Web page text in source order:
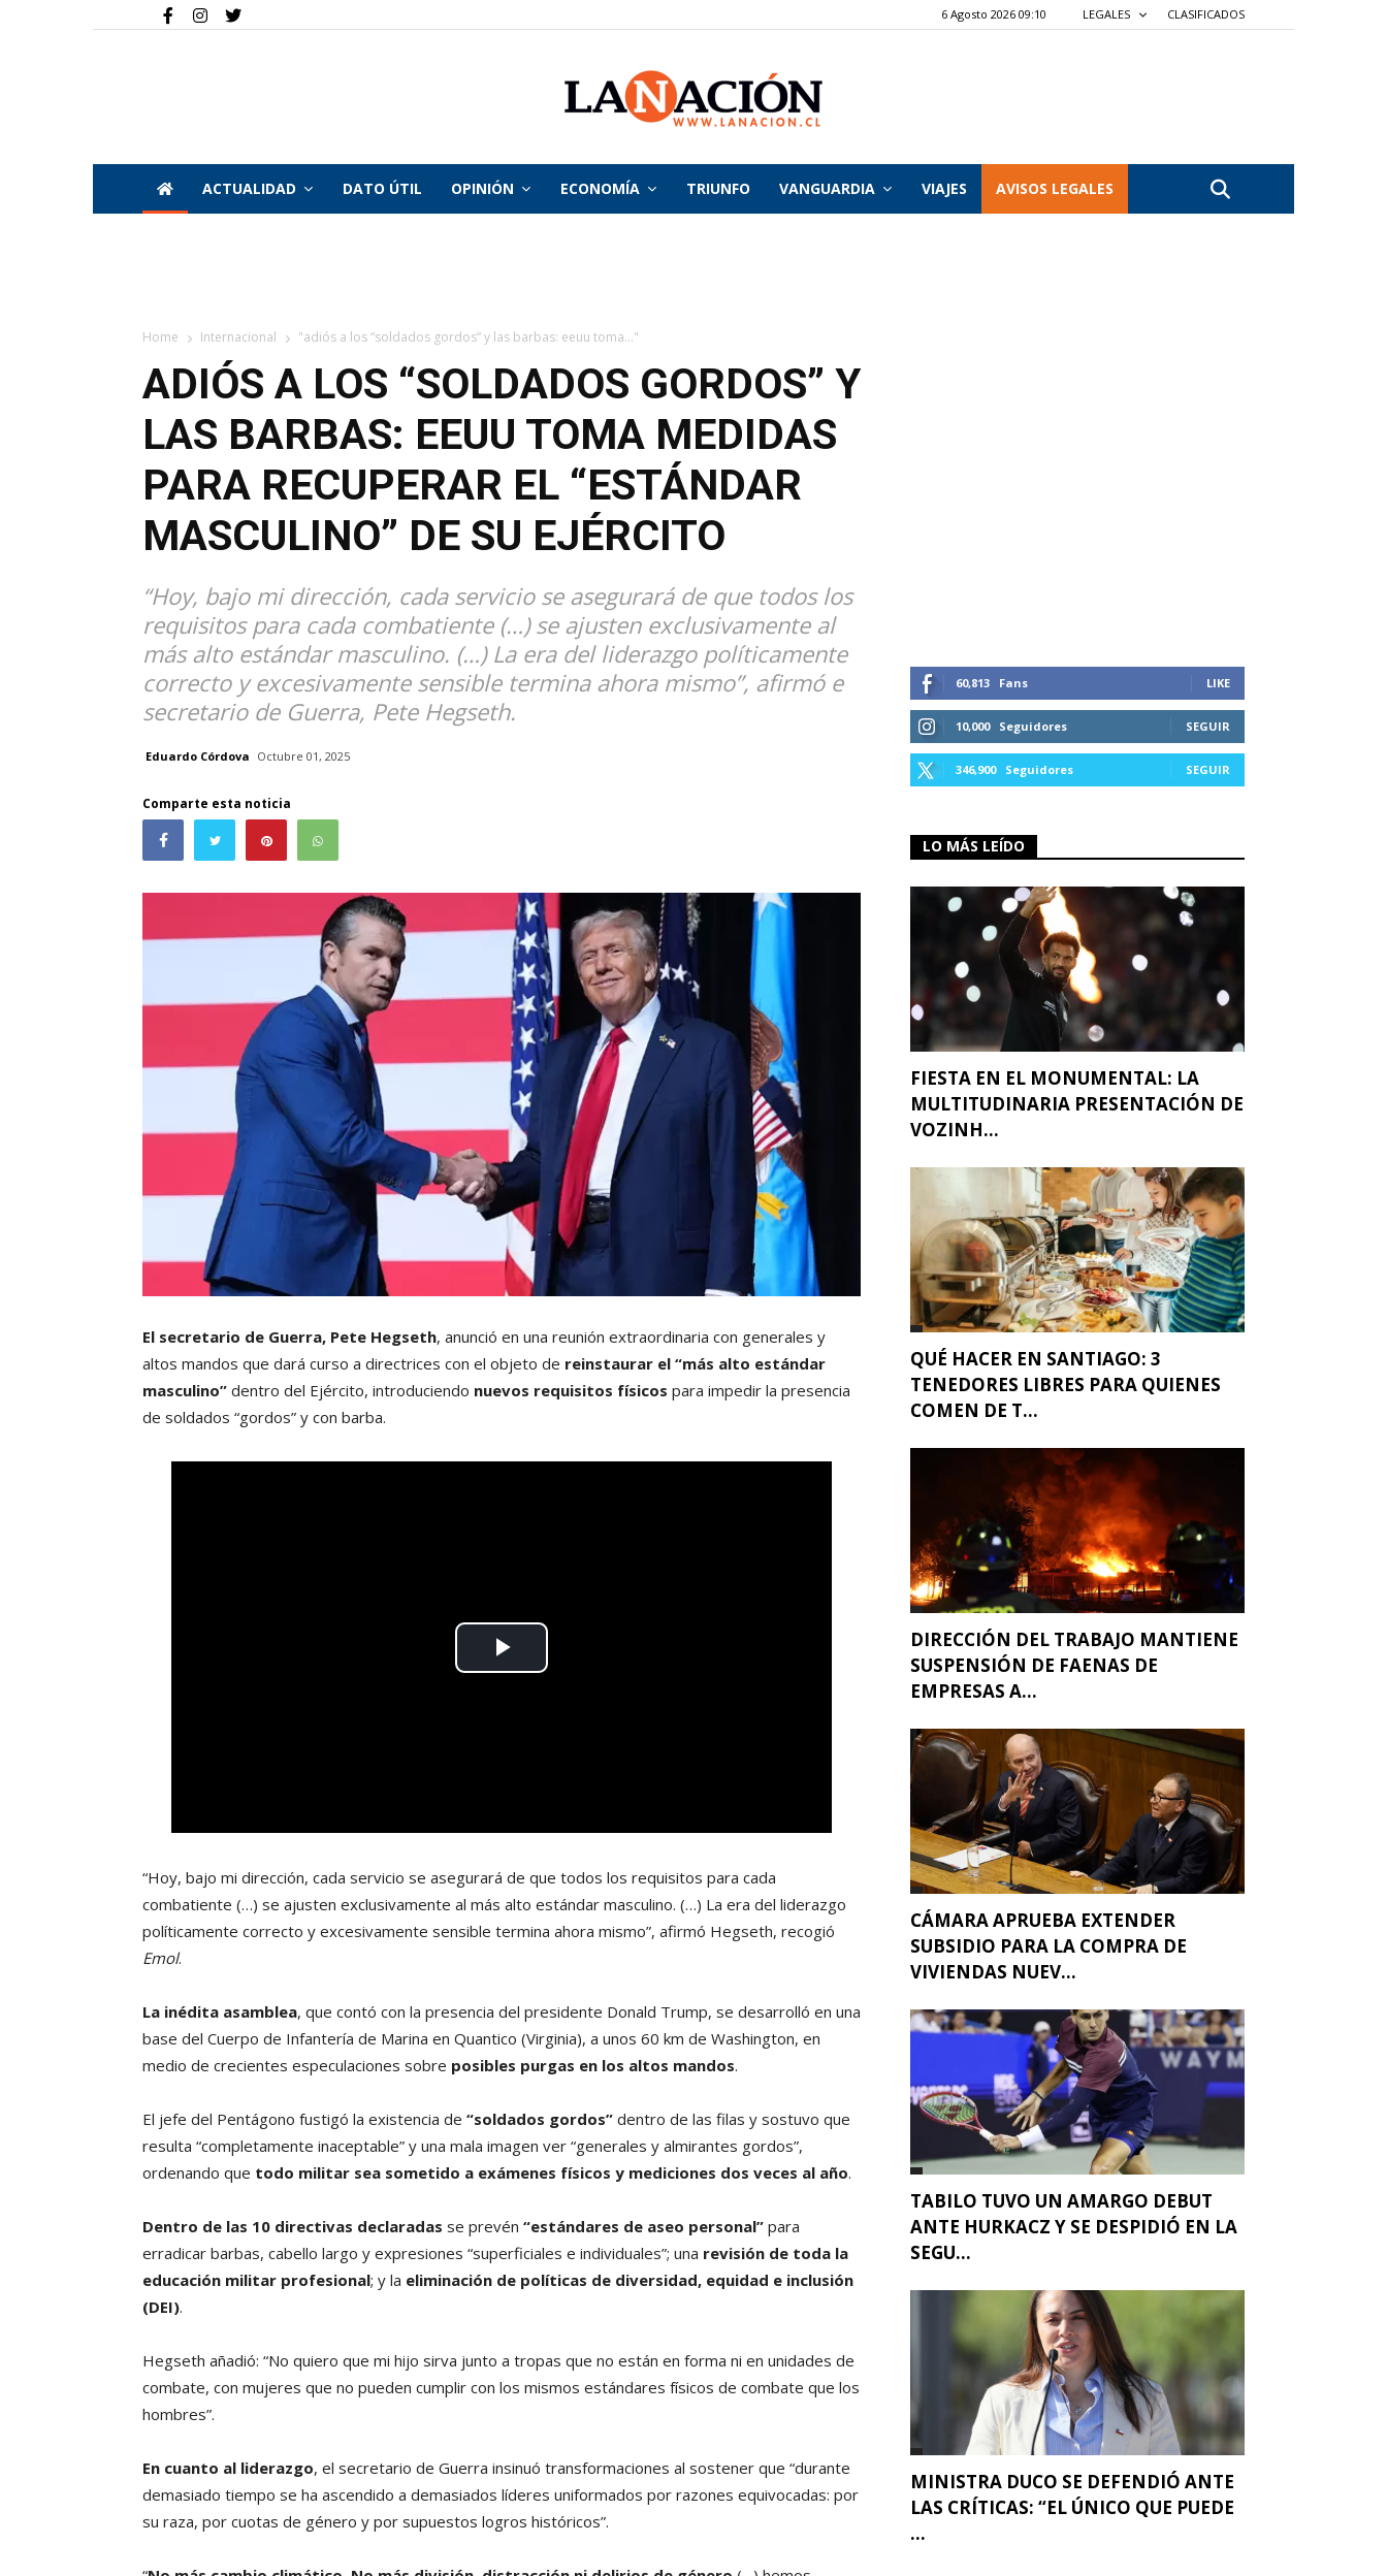
6 Agosto 2026 09:10 LEGALES CLASIFICADOS
La
ACTUALIDAD DATO ÚTIL OPINIÓN ECONOMÍA TRIUNFO VANGUARDIA VIAJES AVISOS LEGALES
Home Internacional "adiós a los “soldados gordos” y las barbas: eeuu toma..."
ADIÓS A LOS “SOLDADOS GORDOS” Y
LAS BARBAS: EEUU TOMA MEDIDAS
PARA RECUPERAR EL “ESTÁNDAR
MASCULINO” DE SU EJÉRCITO
“Hoy, bajo mi dirección, cada servicio se asegurará de que todos los
requisitos para cada combatiente (…) se ajusten exclusivamente al
más alto estándar masculino. (…) La era del liderazgo políticamente
correcto y excesivamente sensible termina ahora mismo”, afirmó e
secretario de Guerra, Pete Hegseth.
Eduardo Córdova Octubre 01, 2025
Comparte esta noticia
El secretario de Guerra, Pete Hegseth, anunció en una reunión extraordinaria con generales y
altos mandos que dará curso a directrices con el objeto de reinstaurar el “más alto estándar
masculino” dentro del Ejército, introduciendo nuevos requisitos físicos para impedir la presencia
de soldados “gordos” y con barba.
“Hoy, bajo mi dirección, cada servicio se asegurará de que todos los requisitos para cada
combatiente (…) se ajusten exclusivamente al más alto estándar masculino. (…) La era del liderazgo
políticamente correcto y excesivamente sensible termina ahora mismo”, afirmó Hegseth, recogió
Emol.
La inédita asamblea, que contó con la presencia del presidente Donald Trump, se desarrolló en una
base del Cuerpo de Infantería de Marina en Quantico (Virginia), a unos 60 km de Washington, en
medio de crecientes especulaciones sobre posibles purgas en los altos mandos.
El jefe del Pentágono fustigó la existencia de “soldados gordos” dentro de las filas y sostuvo que
resulta “completamente inaceptable” y una mala imagen ver “generales y almirantes gordos”,
ordenando que todo militar sea sometido a exámenes físicos y mediciones dos veces al año.
Dentro de las 10 directivas declaradas se prevén “estándares de aseo personal” para
erradicar barbas, cabello largo y expresiones “superficiales e individuales”; una revisión de toda la
educación militar profesional; y la eliminación de políticas de diversidad, equidad e inclusión
(DEI).
Hegseth añadió: “No quiero que mi hijo sirva junto a tropas que no están en forma ni en unidades de
combate, con mujeres que no pueden cumplir con los mismos estándares físicos de combate que los
hombres”.
En cuanto al liderazgo, el secretario de Guerra insinuó transformaciones al sostener que “durante
demasiado tiempo se ha ascendido a demasiados líderes uniformados por razones equivocadas: por
su raza, por cuotas de género y por supuestos logros históricos”.
60,813 Fans LIKE
10,000 Seguidores SEGUIR
346,900 Seguidores SEGUIR
LO MÁS LEÍDO
FIESTA EN EL MONUMENTAL: LA
MULTITUDINARIA PRESENTACIÓN DE
VOZINH...
QUÉ HACER EN SANTIAGO: 3
TENEDORES LIBRES PARA QUIENES
COMEN DE T...
DIRECCIÓN DEL TRABAJO MANTIENE
SUSPENSIÓN DE FAENAS DE
EMPRESAS A...
CÁMARA APRUEBA EXTENDER
SUBSIDIO PARA LA COMPRA DE
VIVIENDAS NUEV...
TABILO TUVO UN AMARGO DEBUT
ANTE HURKACZ Y SE DESPIDIÓ EN LA
SEGU...
MINISTRA DUCO SE DEFENDIÓ ANTE
LAS CRÍTICAS: “EL ÚNICO QUE PUEDE
...